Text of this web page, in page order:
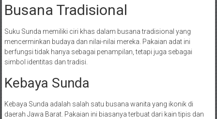
Busana Tradisional
Suku Sunda memiliki ciri khas dalam busana tradisional yang
mencerminkan budaya dan nilai-nilai mereka. Pakaian adat ini
berfungsi tidak hanya sebagai penampilan, tetapi juga sebagai
simbol identitas dan tradisi.
Kebaya Sunda
Kebaya Sunda adalah salah satu busana wanita yang ikonik di
daerah Jawa Barat. Pakaian ini biasanya terbuat dari kain tipis dan